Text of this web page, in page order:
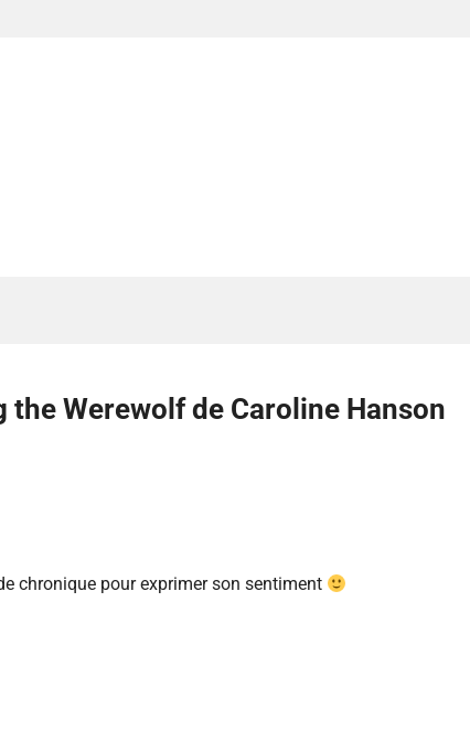
the Werewolf de Caroline Hanson
chronique pour exprimer son sentiment